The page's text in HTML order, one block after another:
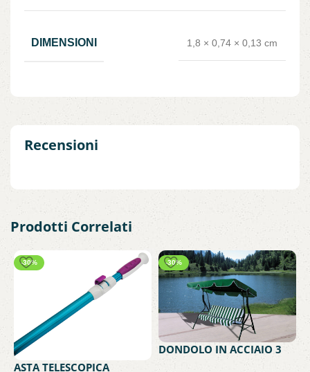
DIMENSIONI 1,8 × 0,74 × 0,13 cm
Recensioni
Prodotti Correlati
-30%
ASTA TELESCOPICA
-30%
DONDOLO IN ACCIAIO 3
POSTI VERDE